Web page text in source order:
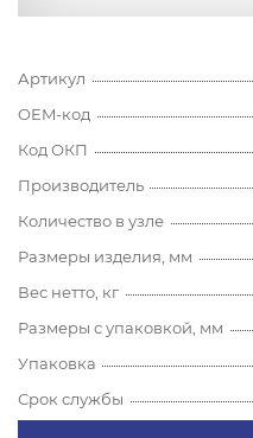
Артикул
OEM-код
Код ОКП
Производитель
Количество в узле
Размеры изделия, мм
Вес нетто, кг
Размеры с упаковкой, мм
Упаковка
Срок службы